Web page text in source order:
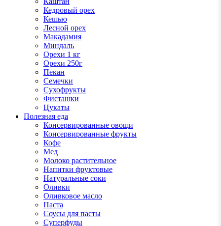
Кедровый орех
Кешью
Лесной орех
Макадамия
Миндаль
Орехи 1 кг
Орехи 250г
Пекан
Семечки
Сухофрукты
Фисташки
Цукаты
Полезная еда
Консервированные овощи
Консервированные фрукты
Кофе
Мед
Молоко растительное
Напитки фруктовые
Натуральные соки
Оливки
Оливковое масло
Паста
Соусы для пасты
Суперфуды